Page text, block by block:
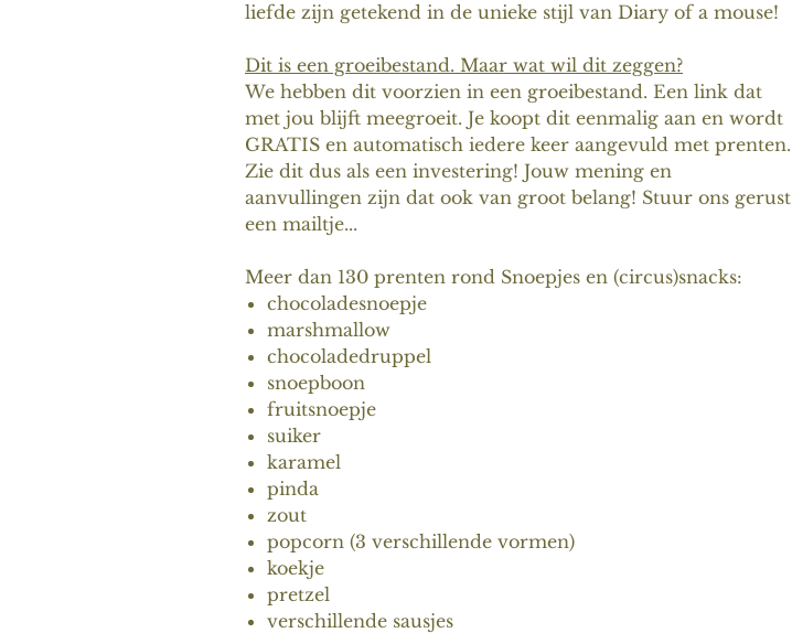
liefde zijn getekend in de unieke stijl van Diary of a mouse!
Dit is een groeibestand. Maar wat wil dit zeggen?
We hebben dit voorzien in een groeibestand. Een link dat
met jou blijft meegroeit. Je koopt dit eenmalig aan en wordt
GRATIS en automatisch iedere keer aangevuld met prenten.
Zie dit dus als een investering! Jouw mening en
aanvullingen zijn dat ook van groot belang! Stuur ons gerust
een mailtje...
Meer dan 130 prenten rond Snoepjes en (circus)snacks:
chocoladesnoepje
marshmallow
chocoladedruppel
snoepboon
fruitsnoepje
suiker
karamel
pinda
zout
popcorn (3 verschillende vormen)
koekje
pretzel
verschillende sausjes